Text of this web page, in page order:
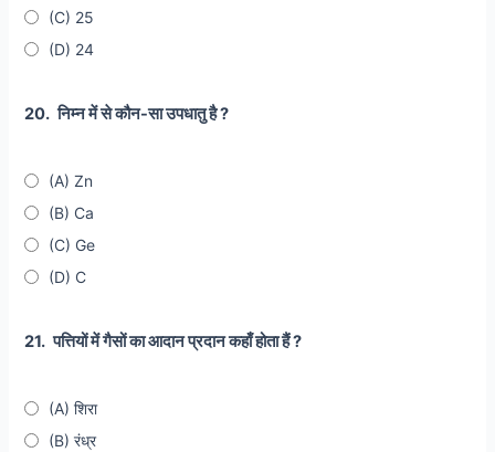
(C) 25
(D) 24
20. निम्न में से कौन-सा उपधातु है ?
(A) Zn
(B) Ca
(C) Ge
(D) C
21. पत्तियों में गैसों का आदान प्रदान कहाँ होता हैं ?
(A) शिरा
(B) रंध्र